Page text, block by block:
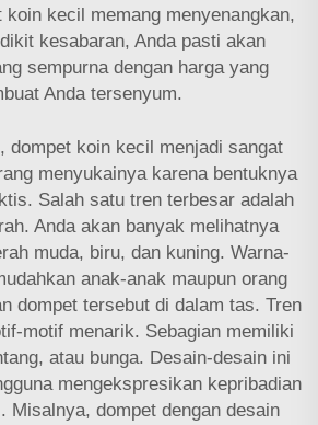
koin kecil memang menyenangkan,
kesabaran, Anda pasti akan
sempurna dengan harga yang
Anda tersenyum.
dompet koin kecil menjadi sangat
menyukainya karena bentuknya
Salah satu tren terbesar adalah
Anda akan banyak melihatnya
muda, biru, dan kuning. Warna-
anak-anak maupun orang
dompet tersebut di dalam tas. Tren
motif menarik. Sebagian memiliki
atau bunga. Desain-desain ini
mengekspresikan kepribadian
Misalnya, dompet dengan desain